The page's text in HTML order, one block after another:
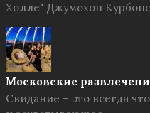
Холле" Джумохон
Московские
Свидание – это всегда